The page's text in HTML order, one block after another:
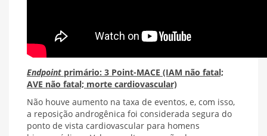
Endpoint primário: 3 Point-MACE (IAM não fatal;
AVE não fatal; morte cardiovascular)
Não houve aumento na taxa de eventos, e, com isso,
a reposição androgênica foi considerada segura do
ponto de vista cardiovascular para homens